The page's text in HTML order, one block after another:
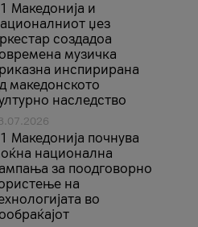
Македонија и
џез
создадоа
музичка
инспирирана
македонското
наследство
Македонија почнува
национална
за поодговорно
на
во